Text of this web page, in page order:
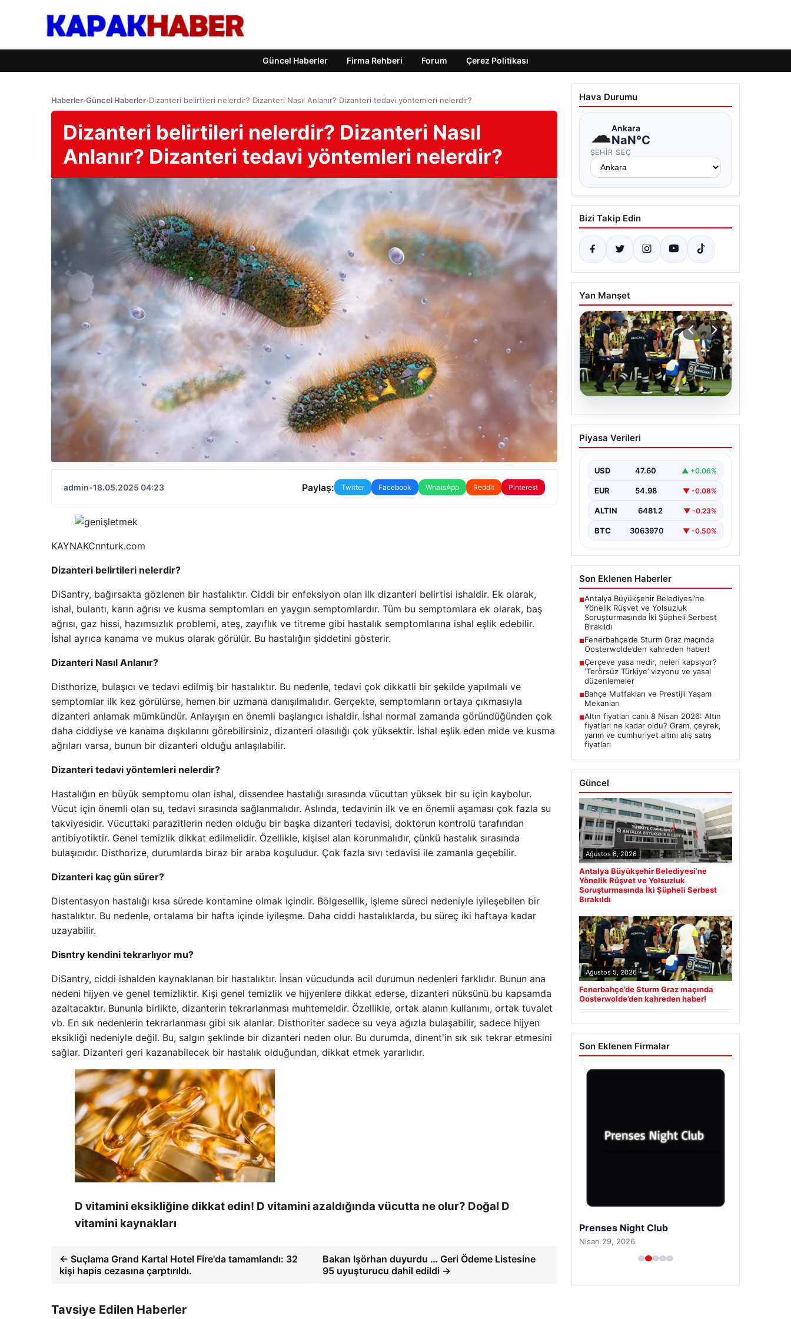
Güncel Haberler Firma Rehberi Forum Çerez Politikası
Haberler›Güncel Haberler›Dizanteri belirtileri nelerdir? Dizanteri Nasıl Anlanır? Dizanteri tedavi yöntemleri nelerdir?
Dizanteri belirtileri nelerdir? Dizanteri Nasıl
Anlanır? Dizanteri tedavi yöntemleri nelerdir?
admin•18.05.2025 04:23 Paylaş: Twitter Facebook WhatsApp Reddit Pinterest
KAYNAKCnnturk.com
Dizanteri belirtileri nelerdir?
DiSantry, bağırsakta gözlenen bir hastalıktır. Ciddi bir enfeksiyon olan ilk dizanteri belirtisi ishaldir. Ek olarak,
ishal, bulantı, karın ağrısı ve kusma semptomları en yaygın semptomlardır. Tüm bu semptomlara ek olarak, baş
ağrısı, gaz hissi, hazımsızlık problemi, ateş, zayıflık ve titreme gibi hastalık semptomlarına ishal eşlik edebilir.
İshal ayrıca kanama ve mukus olarak görülür. Bu hastalığın şiddetini gösterir.
Dizanteri Nasıl Anlanır?
Disthorize, bulaşıcı ve tedavi edilmiş bir hastalıktır. Bu nedenle, tedavi çok dikkatli bir şekilde yapılmalı ve
semptomlar ilk kez görülürse, hemen bir uzmana danışılmalıdır. Gerçekte, semptomların ortaya çıkmasıyla
dizanteri anlamak mümkündür. Anlayışın en önemli başlangıcı ishaldir. İshal normal zamanda göründüğünden çok
daha ciddiyse ve kanama dışkılarını görebilirsiniz, dizanteri olasılığı çok yüksektir. İshal eşlik eden mide ve kusma
ağrıları varsa, bunun bir dizanteri olduğu anlaşılabilir.
Dizanteri tedavi yöntemleri nelerdir?
Hastalığın en büyük semptomu olan ishal, dissendee hastalığı sırasında vücuttan yüksek bir su için kaybolur.
Vücut için önemli olan su, tedavi sırasında sağlanmalıdır. Aslında, tedavinin ilk ve en önemli aşaması çok fazla su
takviyesidir. Vücuttaki parazitlerin neden olduğu bir başka dizanteri tedavisi, doktorun kontrolü tarafından
antibiyotiktir. Genel temizlik dikkat edilmelidir. Özellikle, kişisel alan korunmalıdır, çünkü hastalık sırasında
bulaşıcıdır. Disthorize, durumlarda biraz bir araba koşuludur. Çok fazla sıvı tedavisi ile zamanla geçebilir.
Dizanteri kaç gün sürer?
Distentasyon hastalığı kısa sürede kontamine olmak içindir. Bölgesellik, işleme süreci nedeniyle iyileşebilen bir
hastalıktır. Bu nedenle, ortalama bir hafta içinde iyileşme. Daha ciddi hastalıklarda, bu süreç iki haftaya kadar
uzayabilir.
Disntry kendini tekrarlıyor mu?
DiSantry, ciddi ishalden kaynaklanan bir hastalıktır. İnsan vücudunda acil durumun nedenleri farklıdır. Bunun ana
nedeni hijyen ve genel temizliktir. Kişi genel temizlik ve hijyenlere dikkat ederse, dizanteri nüksünü bu kapsamda
azaltacaktır. Bununla birlikte, dizanterin tekrarlanması muhtemeldir. Özellikle, ortak alanın kullanımı, ortak tuvalet
vb. En sık nedenlerin tekrarlanması gibi sık alanlar. Disthoriter sadece su veya ağızla bulaşabilir, sadece hijyen
eksikliği nedeniyle değil. Bu, salgın şeklinde bir dizanteri neden olur. Bu durumda, dinent'in sık sık tekrar etmesini
sağlar. Dizanteri geri kazanabilecek bir hastalık olduğundan, dikkat etmek yararlıdır.
D vitamini eksikliğine dikkat edin! D vitamini azaldığında vücutta ne olur? Doğal D
vitamini kaynakları
← Suçlama Grand Kartal Hotel Fire'da tamamlandı: 32
kişi hapis cezasına çarptırıldı.
Bakan Işörhan duyurdu … Geri Ödeme Listesine
95 uyuşturucu dahil edildi →
Tavsiye Edilen Haberler
Hava Durumu
☁Ankara
NaN°C
ŞEHIR SEÇ
Bizi Takip Edin
Yan Manşet
05.08.2026
Fenerbahçe’de Sturm
Graz maçında
kahreden haber!
Piyasa Verileri
USD 47.60 ▲ +0.06%
EUR 54.98 ▼ -0.08%
ALTIN 6481.2 ▼ -0.23%
BTC 3063970 ▼ -0.50%
Son Eklenen Haberler
■Antalya Büyükşehir Belediyesi’ne
Yönelik Rüşvet ve Yolsuzluk
Soruşturmasında İki Şüpheli Serbest
Bırakıldı
■Fenerbahçe’de Sturm Graz maçında
Oosterwolde’den kahreden haber!
■Çerçeve yasa nedir, neleri kapsıyor?
‘Terörsüz Türkiye’ vizyonu ve yasal
düzenlemeler
■Bahçe Mutfakları ve Prestijli Yaşam
Mekanları
■Altın fiyatları canlı 8 Nisan 2026: Altın
fiyatları ne kadar oldu? Gram, çeyrek,
yarım ve cumhuriyet altını alış satış
fiyatları
Güncel
Ağustos 6, 2026
Antalya Büyükşehir Belediyesi’ne
Yönelik Rüşvet ve Yolsuzluk
Soruşturmasında İki Şüpheli Serbest
Bırakıldı
Ağustos 5, 2026
Fenerbahçe’de Sturm Graz maçında
Oosterwolde’den kahreden haber!
Son Eklenen Firmalar
Prenses Night Club
Nisan 29, 2026